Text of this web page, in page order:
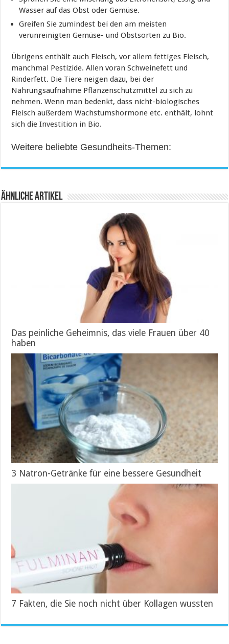
Wasser auf das Obst oder Gemüse.
Greifen Sie zumindest bei den am meisten
verunreinigten Gemüse- und Obstsorten zu Bio.
Übrigens enthält auch Fleisch, vor allem fettiges Fleisch,
manchmal Pestizide. Allen voran Schweinefett und
Rinderfett. Die Tiere neigen dazu, bei der
Nahrungsaufnahme Pflanzenschutzmittel zu sich zu
nehmen. Wenn man bedenkt, dass nicht-biologisches
Fleisch außerdem Wachstumshormone etc. enthält, lohnt
sich die Investition in Bio.
Weitere beliebte Gesundheits-Themen:
Ähnliche Artikel
Das peinliche Geheimnis, das viele Frauen über 40
haben
3 Natron-Getränke für eine bessere Gesundheit
7 Fakten, die Sie noch nicht über Kollagen wussten